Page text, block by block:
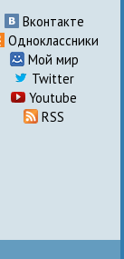
Вконтакте
Одноклассники
Мой мир
Twitter
Youtube
RSS